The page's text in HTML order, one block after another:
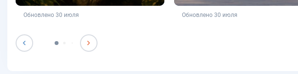
не является публичной офертой
Обновлено 30 июля не является публичной офертой
Обновлено 30 июля